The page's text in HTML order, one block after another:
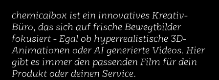
chemicalbox ist ein innovatives Kreativ-
Büro, das sich auf frische Bewegtbilder
fokusiert - Egal ob hyperrealistische 3D-
Animationen oder AI generierte Videos. Hier
gibt es immer den passenden Film für dein
Produkt oder deinen Service.